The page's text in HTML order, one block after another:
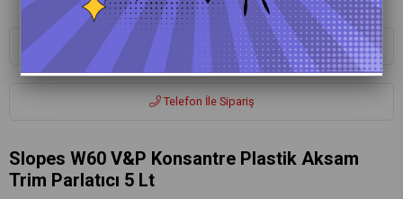
Whatsapp ile Sipariş
Telefon İle Sipariş
Slopes W60 V&P Konsantre Plastik Aksam
Trim Parlatıcı 5 Lt